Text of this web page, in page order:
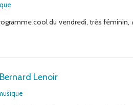
cool du vendredi, très féminin,
Lenoir